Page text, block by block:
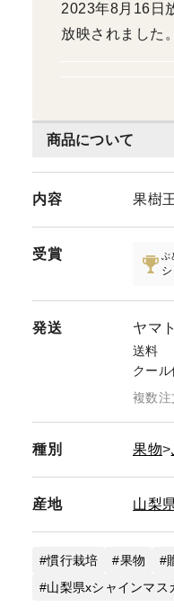
商品について
内容 果樹
受賞
発送 ヤマ
送料
クール
複数注
種別 果物
産地 山梨
慣行栽培 果物
山梨県xシャインマス
2023年8月16日
放映されました。